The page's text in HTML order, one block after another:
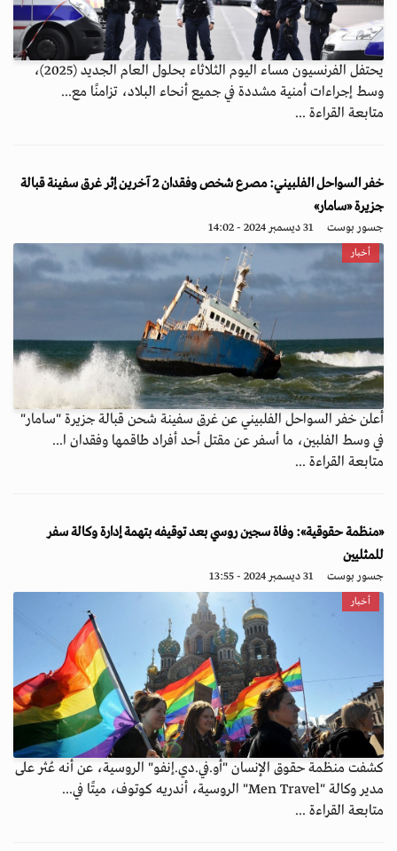
يحتفل الفرنسيون مساء اليوم الثلاثاء بحلول العام الجديد (2025)،
وسط إجراءات أمنية مشددة في جميع أنحاء البلاد، تزامنًا مع...
متابعة القراءة ...
خفر السواحل الفلبيني: مصرع شخص وفقدان 2 آخرين إثر غرق سفينة قبالة
جزيرة «سامار»
جسور بوست 31 ديسمبر 2024 - 14:02
أخبار
أعلن خفر السواحل الفلبيني عن غرق سفينة شحن قبالة جزيرة "سامار"
في وسط الفلبين، ما أسفر عن مقتل أحد أفراد طاقمها وفقدان ا...
متابعة القراءة ...
«منظمة حقوقية»: وفاة سجين روسي بعد توقيفه بتهمة إدارة وكالة سفر
للمثليين
جسور بوست 31 ديسمبر 2024 - 13:55
أخبار
كشفت منظمة حقوق الإنسان "أو.في.دي.إنفو" الروسية، عن أنه عُثر على
مدير وكالة "Men Travel" الروسية، أندريه كوتوف، ميتًا في...
متابعة القراءة ...